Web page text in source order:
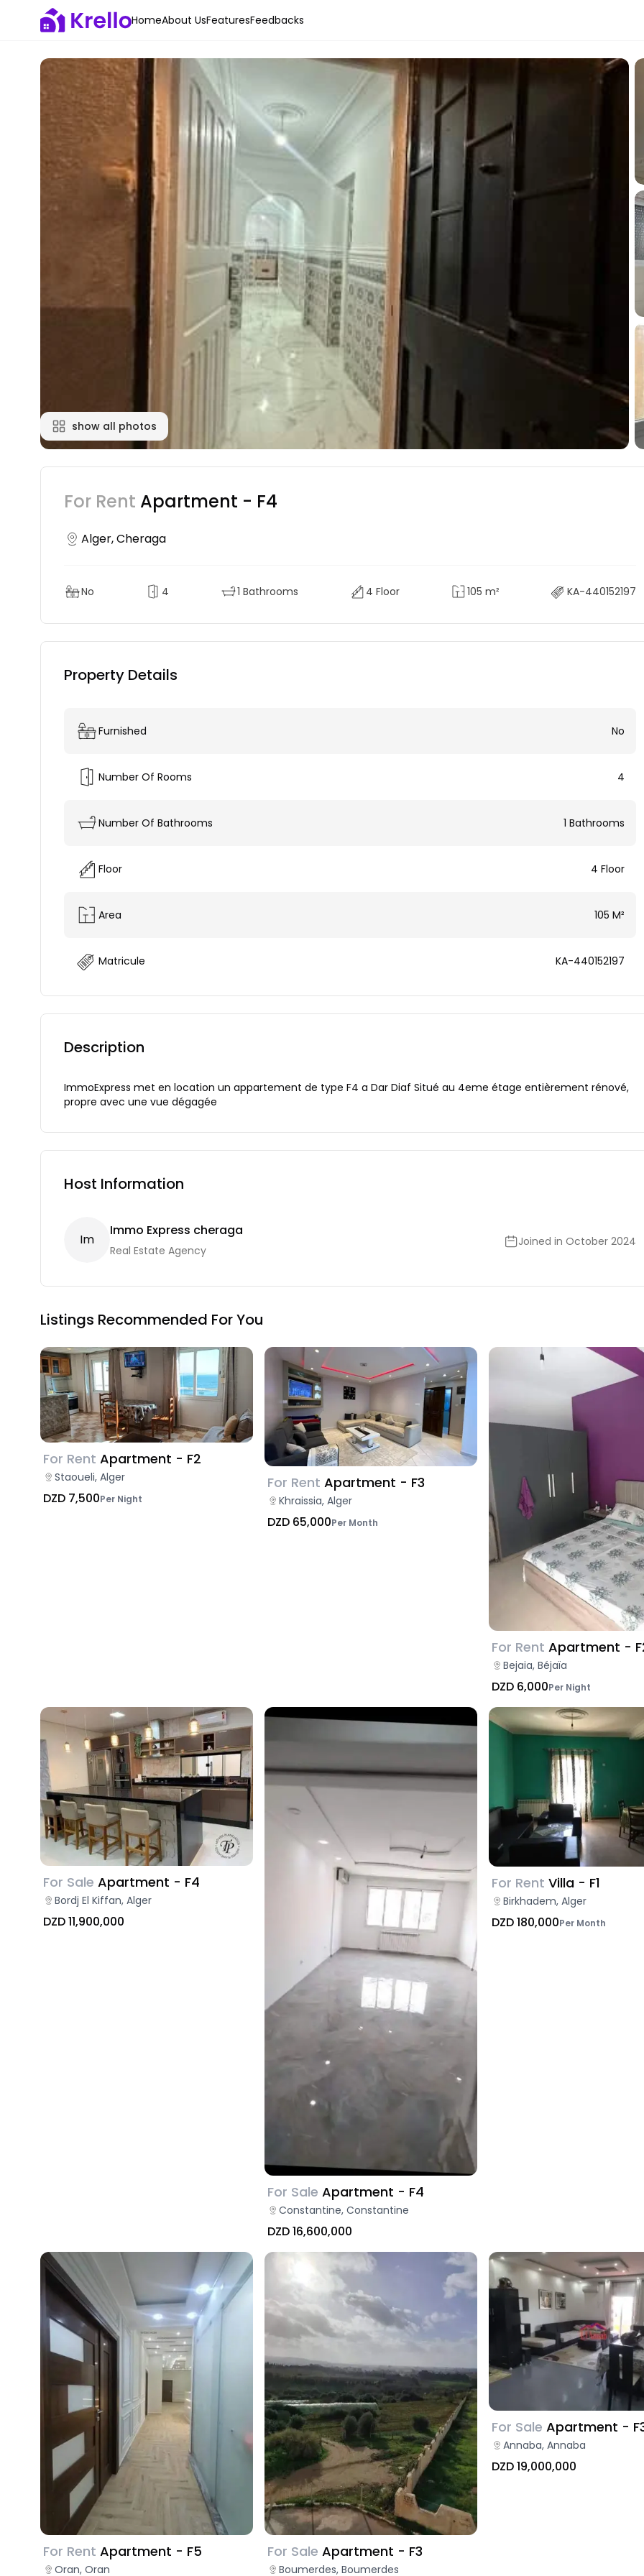
HomeAbout UsFeaturesFeedbacks
show all photos
For Rent Apartment - F4
Alger, Cheraga
No 4 1 Bathrooms 4 Floor 105 m² KA-440152197
Property Details
Furnished No
Number Of Rooms 4
Number Of Bathrooms 1 Bathrooms
Floor 4 Floor
Area 105 M²
Matricule KA-440152197
Description
ImmoExpress met en location un appartement de type F4 a Dar Diaf Situé au 4eme étage entièrement rénové,
propre avec une vue dégagée
Host Information
IM
Immo Express cheraga
Real Estate Agency
Joined in October 2024
Listings Recommended For You
For Rent Apartment - F2
Staoueli, Alger
DZD 7,500Per Night
For Rent Apartment - F3
Khraissia, Alger
DZD 65,000Per Month
For Rent Apartment -
Bejaia, Béjaïa
DZD 6,000Per Night
For Sale Apartment - F4
Bordj El Kiffan, Alger
DZD 11,900,000
For Sale Apartment - F4
Constantine, Constantine
DZD 16,600,000
For Rent Villa - F1
Birkhadem, Alger
DZD 180,000Per Month
For Rent Apartment - F5
Oran, Oran
For Sale Apartment - F3
Boumerdes, Boumerdes
For Sale Apartment -
Annaba, Annaba
DZD 19,000,000